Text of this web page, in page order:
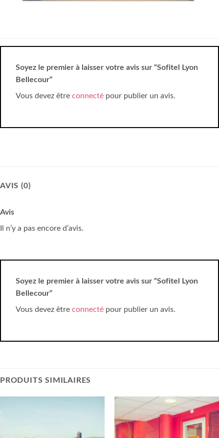
Soyez le premier à laisser votre avis sur “Sofitel Lyon
Bellecour”
Vous devez être connecté pour publier un avis.
AVIS (0)
Avis
Il n’y a pas encore d’avis.
Soyez le premier à laisser votre avis sur “Sofitel Lyon
Bellecour”
Vous devez être connecté pour publier un avis.
PRODUITS SIMILAIRES